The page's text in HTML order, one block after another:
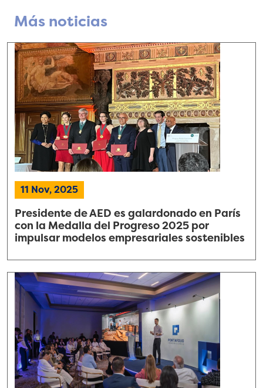
Más noticias
11 Nov, 2025
Presidente de AED es galardonado en París
con la Medalla del Progreso 2025 por
impulsar modelos empresariales sostenibles